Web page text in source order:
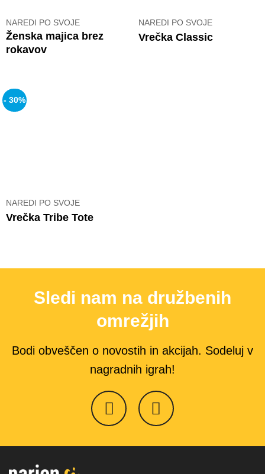
NAREDI PO SVOJE
Ženska majica brez
rokavov
NAREDI PO SVOJE
Vrečka Classic
- 30%
NAREDI PO SVOJE
Vrečka Tribe Tote
Sledi nam na družbenih
omrežjih
Bodi obveščen o novostih in akcijah. Sodeluj v
nagradnih igrah!